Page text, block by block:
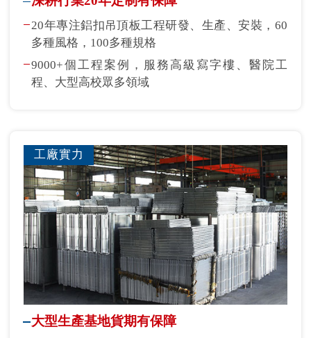
20年專注鋁扣吊頂板工程研發、生產、安裝，60
多種風格，100多種規格
9000+個工程案例，服務高級寫字樓、醫院工
程、大型高校眾多領域
工廠實力
大型生產基地貨期有保障